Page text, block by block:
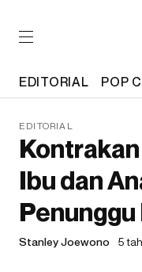
EDITORIAL POP
EDITORIAL
Ibu dan
Stanley Joewono 5